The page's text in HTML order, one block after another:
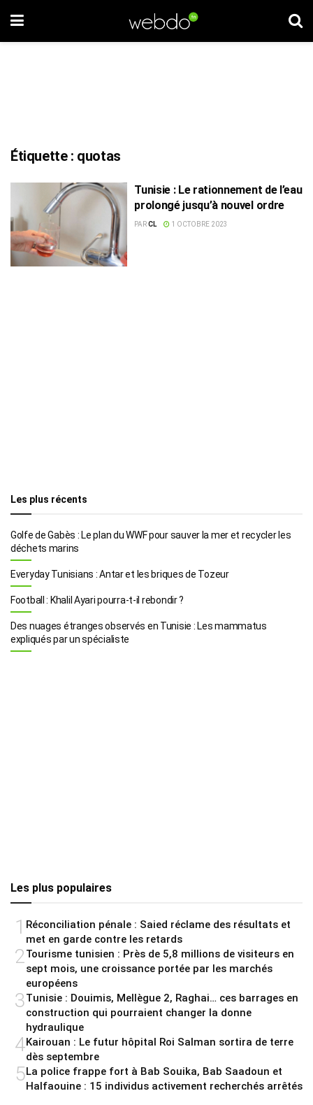
Étiquette : quotas
Tunisie : Le rationnement de l’eau
prolongé jusqu’à nouvel ordre
PARCL 1 OCTOBRE 2023
Les plus récents
Golfe de Gabès : Le plan du WWF pour sauver la mer et recycler les
déchets marins
Everyday Tunisians : Antar et les briques de Tozeur
Football : Khalil Ayari pourra-t-il rebondir ?
Des nuages étranges observés en Tunisie : Les mammatus
expliqués par un spécialiste
Les plus populaires
1 Réconciliation pénale : Saied réclame des résultats et
met en garde contre les retards
2 Tourisme tunisien : Près de 5,8 millions de visiteurs en
sept mois, une croissance portée par les marchés
européens
3Tunisie : Douimis, Mellègue 2, Raghai… ces barrages en
construction qui pourraient changer la donne
hydraulique
4Kairouan : Le futur hôpital Roi Salman sortira de terre
dès septembre
5La police frappe fort à Bab Souika, Bab Saadoun et
Halfaouine : 15 individus activement recherchés arrêtés